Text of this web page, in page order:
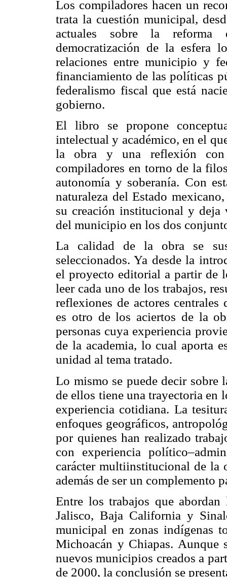
Los compiladores hacen un
trata la cuestión municipal,
actuales sobre la reforma
democratización de la esfera
relaciones entre municipio y
financiamiento de las políticas
federalismo fiscal que está
gobierno.
El libro se propone
intelectual y académico, en el
la obra y una reflexión
compiladores en torno de la
autonomía y soberanía. Con
naturaleza del Estado
su creación institucional y deja
del municipio en los dos
La calidad de la obra se
seleccionados. Ya desde la
el proyecto editorial a partir de
leer cada uno de los trabajos,
reflexiones de actores
es otro de los aciertos de la
personas cuya experiencia
de la academia, lo cual aporta
unidad al tema tratado.
Lo mismo se puede decir sobre
de ellos tiene una trayectoria en
experiencia cotidiana. La
enfoques geográficos,
por quienes han realizado
con experiencia
carácter multiinstitucional de la
además de ser un complemento
Entre los trabajos que abordan
Jalisco, Baja California y
municipal en zonas indígenas
Michoacán y Chiapas. Aunque
nuevos municipios creados a
de 2000, la conclusión se